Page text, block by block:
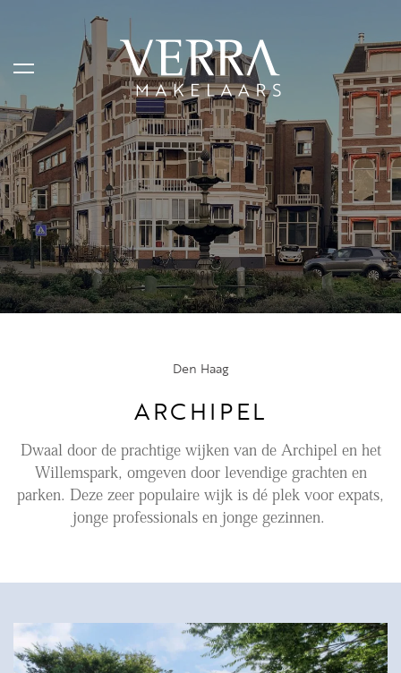
Den Haag
ARCHIPEL
Dwaal door de prachtige wijken van de Archipel en het
Willemspark, omgeven door levendige grachten en
parken. Deze zeer populaire wijk is dé plek voor expats,
jonge professionals en jonge gezinnen.
AANBOD
Te koop
Te huur
Shortstay
DIENSTEN
Aanhuur
Aankoop
Beheer
Verhuur
NIEUWS